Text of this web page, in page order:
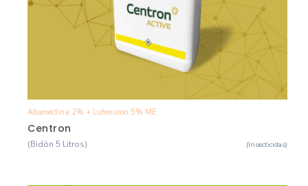
Ver Detalle
Abamectina 2% + Lufenuron 5% ME
Centron
(Bidón 5 Litros) (Insecticidas)